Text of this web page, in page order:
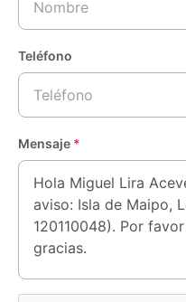
Teléfono
Mensaje *